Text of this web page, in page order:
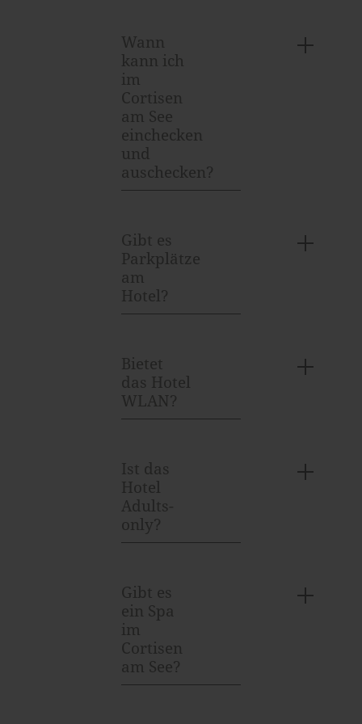
Wann
kann ich
im
Cortisen
am See
einchecken
und
auschecken?
Gibt es
Parkplätze
am
Hotel?
Bietet
das Hotel
WLAN?
Ist das
Hotel
Adults-
only?
Gibt es
ein Spa
im
Cortisen
am See?